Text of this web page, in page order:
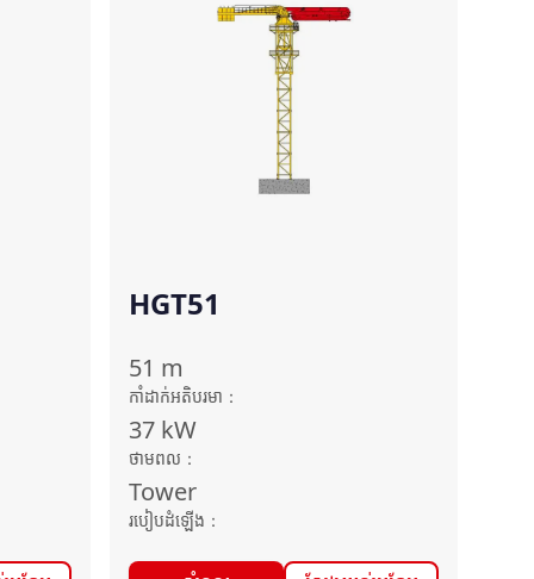
HGT51
51 m
កាំដាក់អតិបរមា ：
37 kW
ថាមពល ：
Tower
របៀបដំឡើង ：